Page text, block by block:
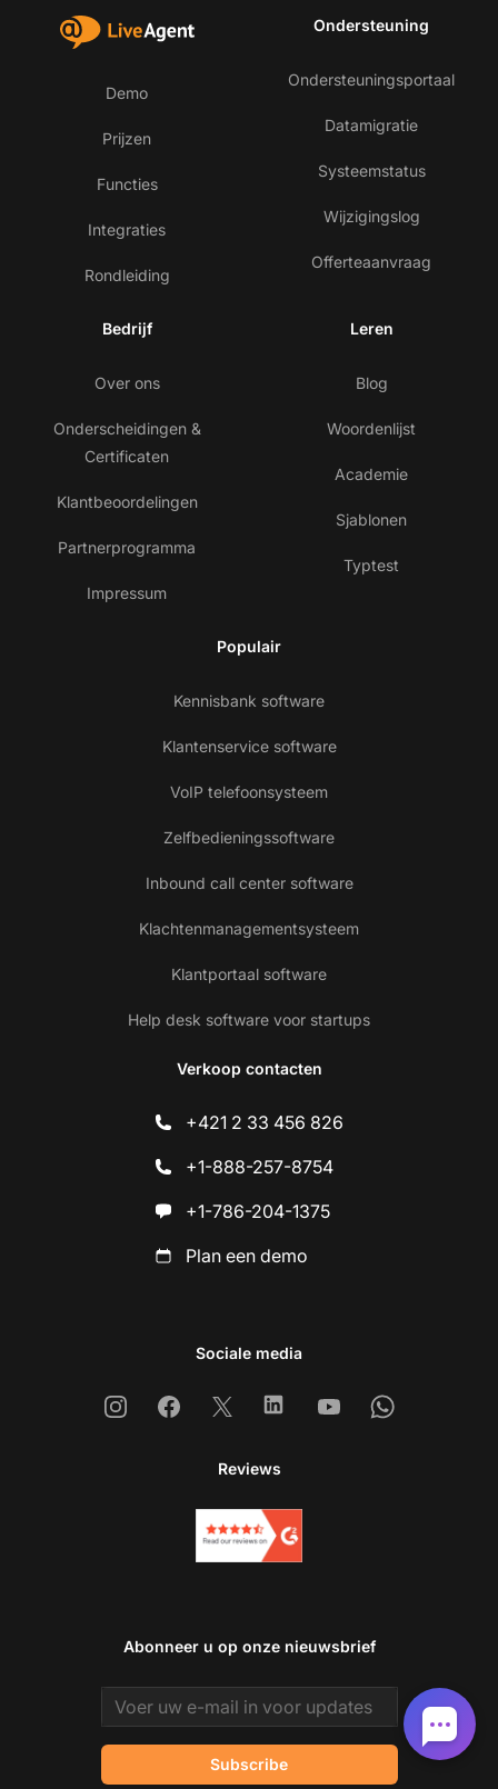
Demo
Prijzen
Functies
Integraties
Rondleiding
Ondersteuning
Ondersteuningsportaal
Datamigratie
Systeemstatus
Wijzigingslog
Offerteaanvraag
Bedrijf
Over ons
Onderscheidingen &
Certificaten
Klantbeoordelingen
Partnerprogramma
Impressum
Leren
Blog
Woordenlijst
Academie
Sjablonen
Typtest
Populair
Kennisbank software
Klantenservice software
VoIP telefoonsysteem
Zelfbedieningssoftware
Inbound call center software
Klachtenmanagementsysteem
Klantportaal software
Help desk software voor startups
Verkoop contacten
+421 2 33 456 826
+1-888-257-8754
+1-786-204-1375
Plan een demo
Sociale media
InstagramFacebook
X LinkedinYoutubeWhatsapp
Reviews
Abonneer u op onze nieuwsbrief
Email address
Subscribe